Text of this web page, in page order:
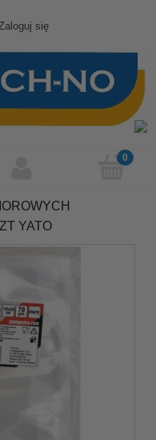
się
YATO